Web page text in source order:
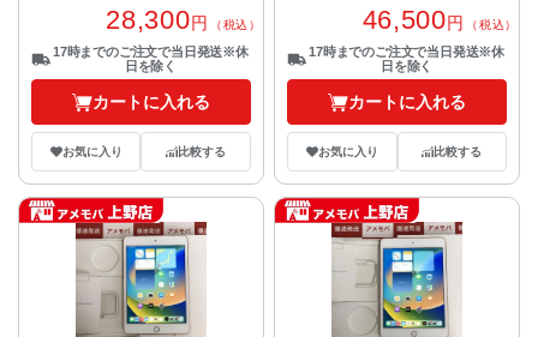
28,300円 （税込）
17時までのご注文で当日発送※休
日を除く
カートに入れる
お気に入り 比較する
46,500円 （税込）
17時までのご注文で当日発送※休
日を除く
カートに入れる
お気に入り 比較する